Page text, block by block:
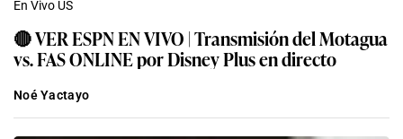
En Vivo US
🔴 VER ESPN EN VIVO | Transmisión del Motagua
vs. FAS ONLINE por Disney Plus en directo
Noé Yactayo